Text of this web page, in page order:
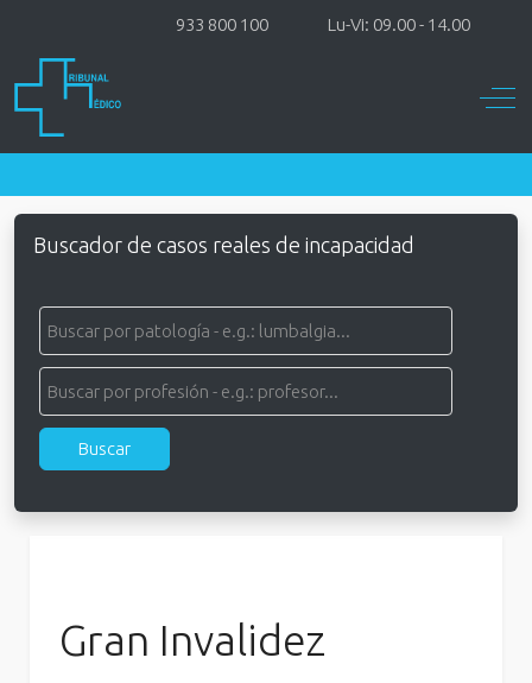
933 800 100 Lu-Vi: 09.00 - 14.00
Off-
Buscador de casos reales de incapacidad
Gran Invalidez